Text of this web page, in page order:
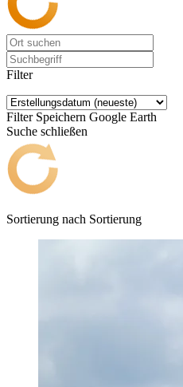
Filter
Filter Speichern Google Earth
Suche schließen
Sortierung nach Sortierung